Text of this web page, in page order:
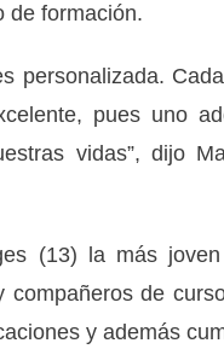
de formación.
personalizada.
pues uno
vidas”, dijo
(13) la más
de
y además